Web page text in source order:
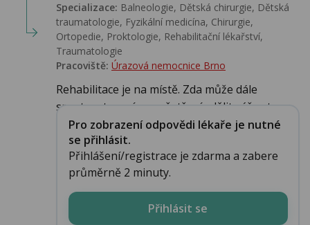
Specializace: Balneologie, Dětská chirurgie, Dětská
traumatologie, Fyzikální medicína, Chirurgie,
Ortopedie, Proktologie, Rehabilitační lékařství‎,
Traumatologie
Pracoviště: Úrazová nemocnice Brno
Rehabilitace je na místě. Zda může dále
sportovat musí po vyšetření sdělit váš ortope...
Pro zobrazení odpovědi lékaře je nutné
se přihlásit.
Přihlášení/registrace je zdarma a zabere
průměrně 2 minuty.
Přihlásit se